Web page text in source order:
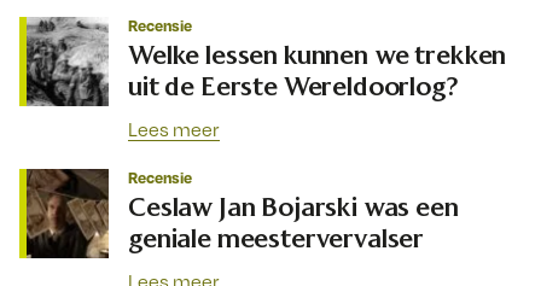
Recensie
Welke lessen kunnen we trekken
uit de Eerste Wereldoorlog?
Lees meer
Recensie
Ceslaw Jan Bojarski was een
geniale meestervervalser